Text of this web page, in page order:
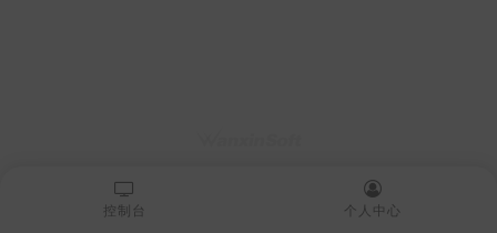
控制台 个人中心